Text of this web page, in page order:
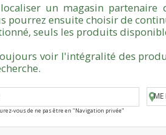
un magasin
pourrez ensuite choisir de
seuls les produits
voir l'intégralité des
vous de ne pas être en "Navigation privée"
ME